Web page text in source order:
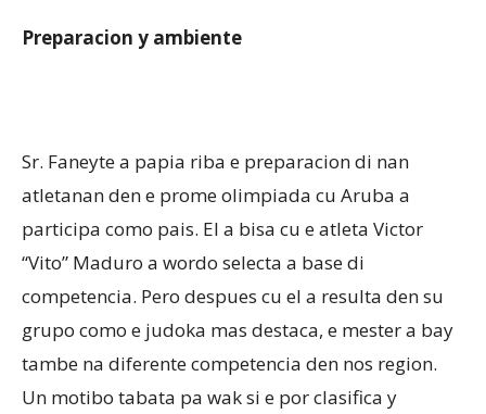
Preparacion y ambiente
Sr. Faneyte a papia riba e preparacion di nan
atletanan den e prome olimpiada cu Aruba a
participa como pais. El a bisa cu e atleta Victor
“Vito” Maduro a wordo selecta a base di
competencia. Pero despues cu el a resulta den su
grupo como e judoka mas destaca, e mester a bay
tambe na diferente competencia den nos region.
Un motibo tabata pa wak si e por clasifica y